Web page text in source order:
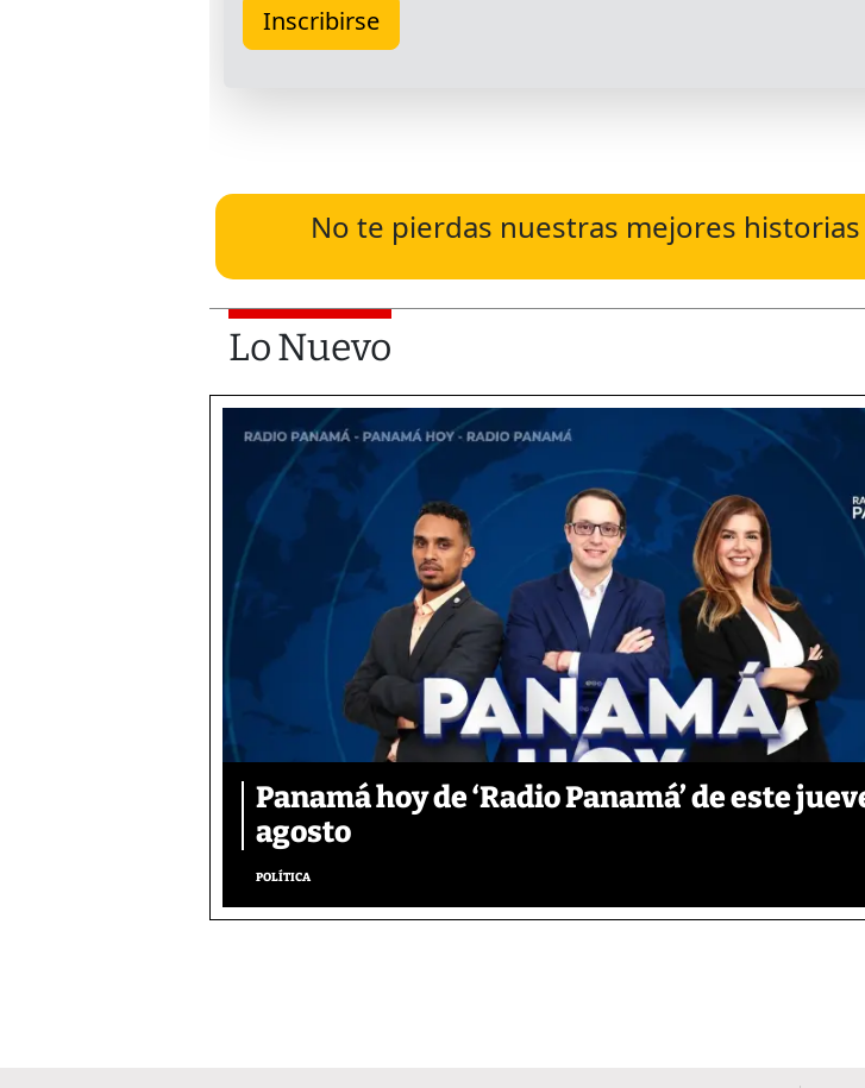
No te pierdas nuestras mejores historias
Lo Nuevo
Panamá hoy de ‘Radio Panamá’ de este
agosto
POLÍTICA